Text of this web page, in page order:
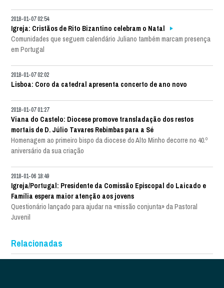
2018-01-07 02:54
Igreja: Cristãos de Rito Bizantino celebram o Natal
Comunidades que seguem calendário Juliano também marcam presença
em Portugal
2018-01-07 02:02
Lisboa: Coro da catedral apresenta concerto de ano novo
2018-01-07 01:27
Viana do Castelo: Diocese promove transladação dos restos
mortais de D. Júlio Tavares Rebimbas para a Sé
Homenagem ao primeiro bispo da diocese do Alto Minho decorre no 40.º
aniversário da sua criação
2018-01-06 18:49
Igreja/Portugal: Presidente da Comissão Episcopal do Laicado e
Família espera maior atenção aos jovens
Questionário lançado para ajudar na «missão conjunta» da Pastoral
Juvenil
Relacionadas